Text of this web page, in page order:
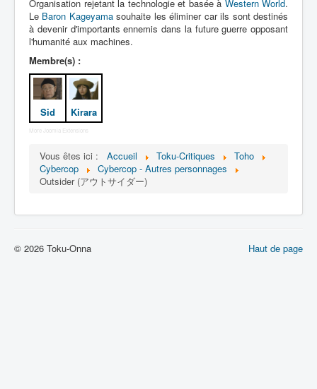
Dessins
Artiste Asperger
Lexique
Dennô keisatsu Cybercop (電脳 警
察 サイバーコップ) = Police
cerveau électronique Cybercop
Série
Mechas
Organisation rejetant la technologie et basée à Western World.
Le Baron Kageyamasouhaite les éliminer car ils sont destinés
à devenir d'importants ennemis dans la future guerre opposant
l'humanité aux machines.
Membre(s) :
Sid Kirara
More Joomla Extensions
Vous êtes ici : Accueil Toku-Critiques
Toho
Cybercop
Cybercop - Autres personnages
Outsider (アウトサイダー)
Haut de page
© 2026 Toku-Onna